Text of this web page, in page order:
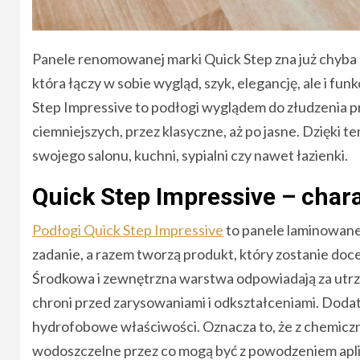
Panele renomowanej marki Quick Step zna już
która łączy w sobie wygląd, szyk, elegancję, ale i
Step Impressive to podłogi wyglądem do
ciemniejszych, przez klasyczne, aż po jasne. Dzięki
swojego salonu, kuchni, sypialni czy nawet łazienki.
Quick Step Impressive –
Podłogi Quick Step Impressiveto panele
zadanie, a razem tworzą produkt, który zostanie
Środkowa i zewnętrzna warstwa odpowiadają za
chroni przed zarysowaniami i odkształceniami.
hydrofobowe właściwości. Oznacza to, że z
wodoszczelne przez co mogą być z powodzeniem